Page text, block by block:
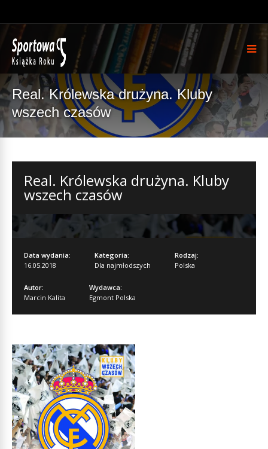
Real. Królewska drużyna. Kluby
wszech czasów
Real. Królewska drużyna. Kluby
wszech czasów
Data wydania:
16.05.2018
Kategoria:
Dla najmłodszych
Rodzaj:
Polska
Autor:
Marcin Kalita
Wydawca:
Egmont Polska